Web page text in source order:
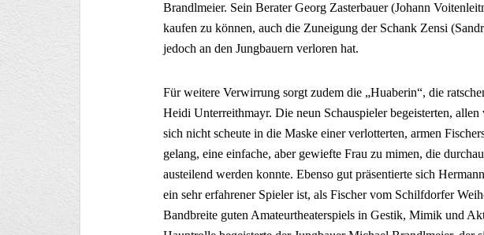
Brandlmeier. Sein Berater Georg Zasterbauer (Johann
kaufen zu können, auch die Zuneigung der Schank Zensi
jedoch an den Jungbauern verloren hat.
Für weitere Verwirrung sorgt zudem die „Huaberin“, die
Heidi Unterreithmayr. Die neun Schauspieler begeisterten,
sich nicht scheute in die Maske einer verlotterten, armen
gelang, eine einfache, aber gewiefte Frau zu mimen, die
austeilend werden konnte. Ebenso gut präsentierte sich
ein sehr erfahrener Spieler ist, als Fischer vom Schilfdorfer
Bandbreite guten Amateurtheaterspiels in Gestik, Mimik und